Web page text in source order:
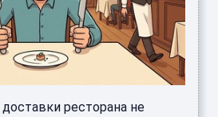
ресторана не